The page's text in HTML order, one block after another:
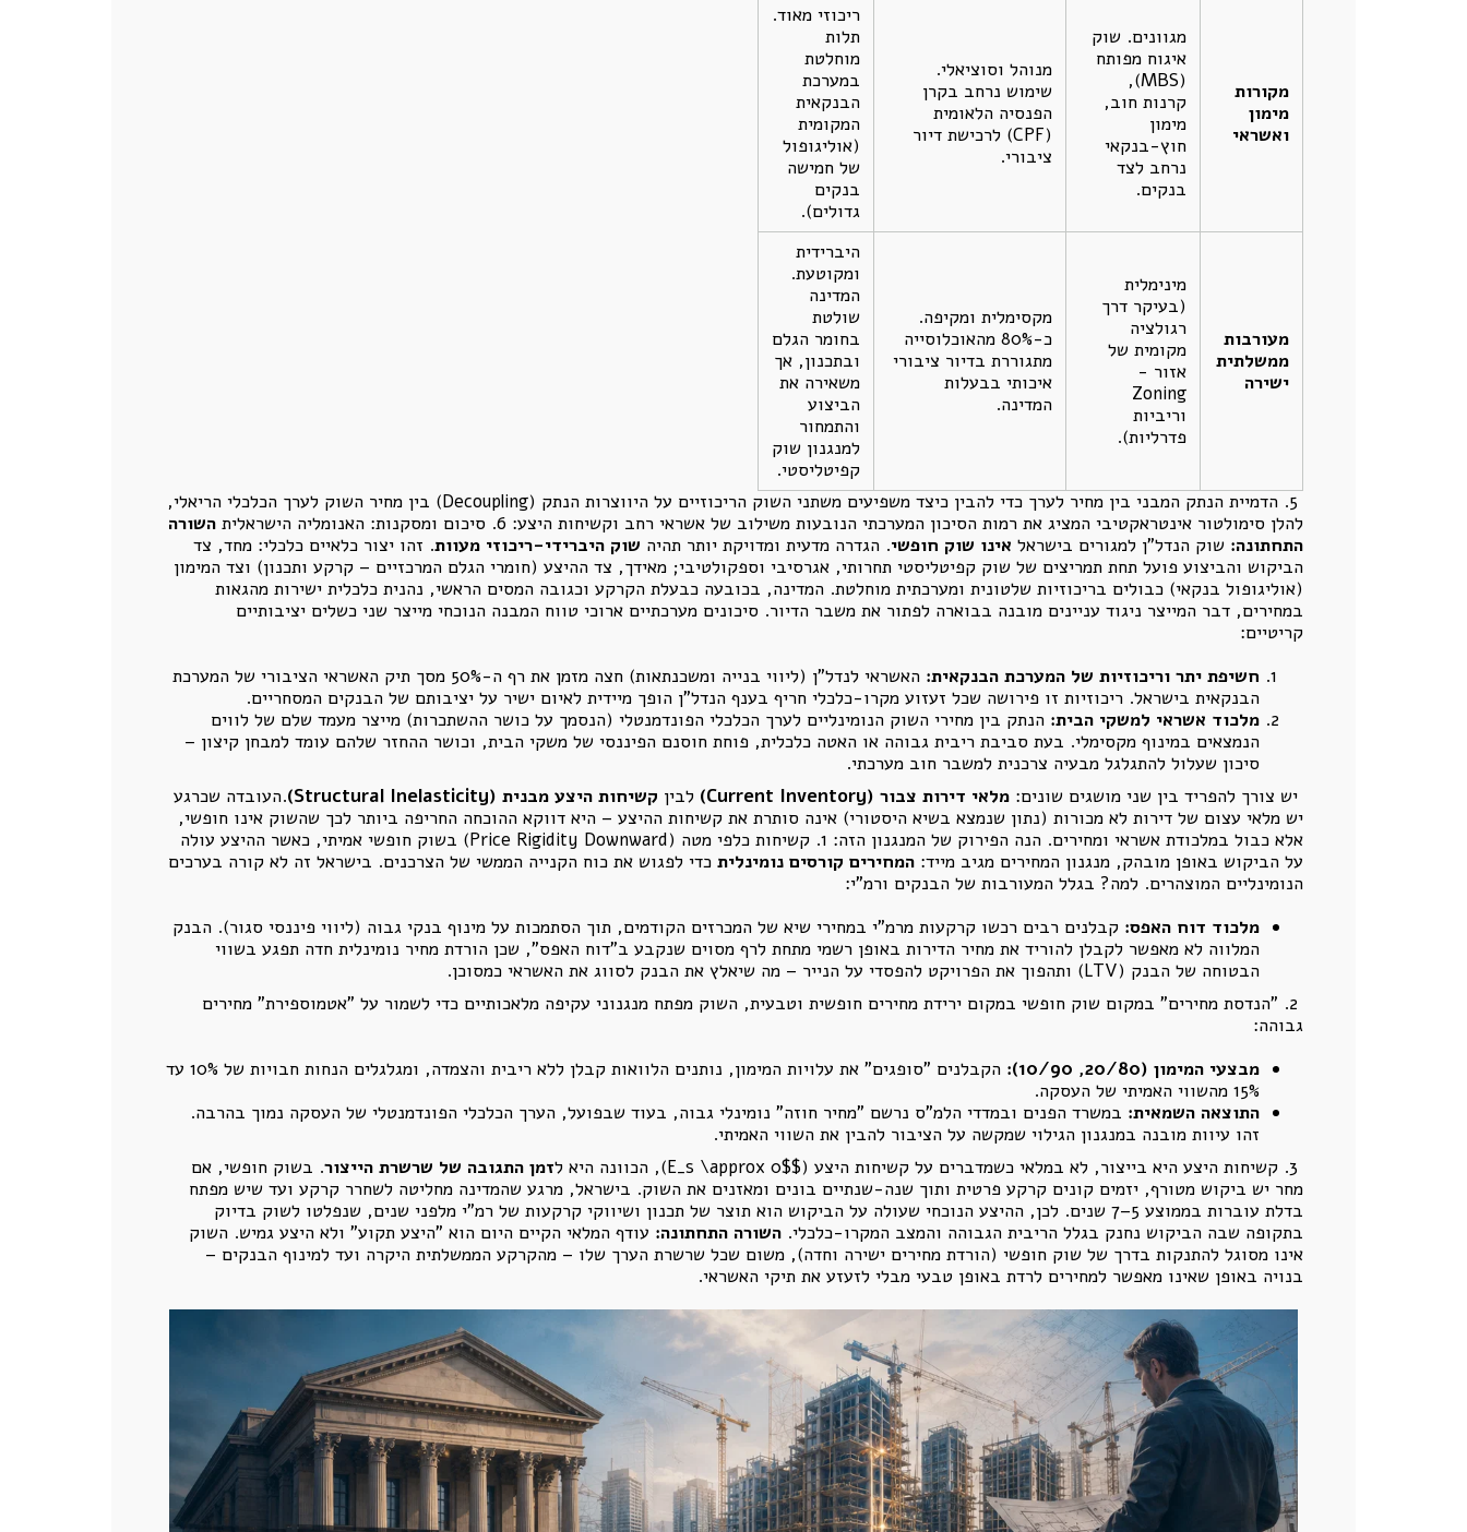
מקורות
מימון
ואשראי
מגוונים. שוק
איגוח מפותח
(MBS),
קרנות חוב,
מימון
חוץ-בנקאי
נרחב לצד
בנקים.
מנוהל וסוציאלי.
שימוש נרחב בקרן
הפנסיה הלאומית
(CPF) לרכישת דיור
ציבורי.
ריכוזי מאוד.
תלות
מוחלטת
במערכת
הבנקאית
המקומית
(אוליגופול
של חמישה
בנקים
גדולים).
מעורבות
ממשלתית
ישירה
מינימלית
(בעיקר דרך
רגולציה
מקומית של
אזור -
Zoning
וריביות
פדרליות).
מקסימלית ומקיפה.
כ-80% מהאוכלוסייה
מתגוררת בדיור ציבורי
איכותי בבעלות
המדינה.
היברידית
ומקוטעת.
המדינה
שולטת
בחומר הגלם
ובתכנון, אך
משאירה את
הביצוע
והתמחור
למנגנון שוק
קפיטליסטי.
5. הדמיית הנתק המבני בין מחיר לערך כדי להבין כיצד משפיעים משתני השוק הריכוזיים על היווצרות הנתק (Decoupling) בין מחיר השוק לערך הכלכלי הריאלי,
להלן סימולטור אינטראקטיבי המציג את רמות הסיכון המערכתי הנובעות משילוב של אשראי רחב וקשיחות היצע: 6. סיכום ומסקנות: האנומליה הישראלית
השורה
התחתונה: שוק הנדל"ן למגורים בישראל אינו שוק חופשי. הגדרה מדעית ומדויקת יותר תהיה שוק היברידי-ריכוזי מעוות. זהו יצור כלאיים כלכלי: מחד, צד
הביקוש והביצוע פועל תחת תמריצים של שוק קפיטליסטי תחרותי, אגרסיבי וספקולטיבי; מאידך, צד ההיצע (חומרי הגלם המרכזיים – קרקע ותכנון) וצד המימון
(אוליגופול בנקאי) כבולים בריכוזיות שלטונית ומערכתית מוחלטת. המדינה, בכובעה כבעלת הקרקע וכגובה המסים הראשי, נהנית כלכלית ישירות מהגאות
במחירים, דבר המייצר ניגוד עניינים מובנה בבוארה לפתור את משבר הדיור. סיכונים מערכתיים ארוכי טווח המבנה הנוכחי מייצר שני כשלים יציבותיים
קריטיים:
חשיפת יתר וריכוזיות של המערכת הבנקאית:
האשראי לנדל"ן (ליווי בנייה ומשכנתאות) חצה מזמן את רף ה-50% מסך תיק האשראי הציבורי של המערכת
הבנקאית בישראל. ריכוזיות זו פירושה שכל זעזוע מקרו-כלכלי חריף בענף הנדל"ן הופך מיידית לאיום ישיר על יציבותם של הבנקים המסחריים.
מלכוד אשראי למשקי הבית: הנתק בין מחירי השוק הנומינליים לערך הכלכלי הפונדמנטלי (הנסמך על כושר ההשתכרות) מייצר מעמד שלם של לווים
הנמצאים במינוף מקסימלי. בעת סביבת ריבית גבוהה או האטה כלכלית, פוחת חוסנם הפיננסי של משקי הבית, וכושר ההחזר שלהם עומד למבחן קיצון –
סיכון שעלול להתגלגל מבעיה צרכנית למשבר חוב מערכתי.
יש צורך להפריד בין שני מושגים שונים: מלאי דירות צבור (Current Inventory
) לבין קשיחות היצע מבנית (Structural Inelasticity
).העובדה שכרגע
יש מלאי עצום של דירות לא מכורות (נתון שנמצא בשיא היסטורי) אינה סותרת את קשיחות ההיצע – היא דווקא ההוכחה החריפה ביותר לכך שהשוק אינו חופשי,
אלא כבול במלכודת אשראי ומחירים. הנה הפירוק של המנגנון הזה: 1. קשיחות כלפי מטה (Price Rigidity Downward) בשוק חופשי אמיתי, כאשר ההיצע עולה
על הביקוש באופן מובהק, מנגנון המחירים מגיב מייד: המחירים קורסים נומינלית כדי לפגוש את כוח הקנייה הממשי של הצרכנים. בישראל זה לא קורה בערכים
הנומינליים המוצהרים. למה? בגלל המעורבות של הבנקים ורמ"י:
מלכוד דוח האפס: קבלנים רבים רכשו קרקעות מרמ"י במחירי שיא של המכרזים הקודמים, תוך הסתמכות על מינוף בנקי גבוה (ליווי פיננסי סגור). הבנק
המלווה לא מאפשר לקבלן להוריד את מחיר הדירות באופן רשמי מתחת לרף מסוים שנקבע ב"דוח האפס", שכן הורדת מחיר נומינלית חדה תפגע בשווי
הבטוחה של הבנק (LTV) ותהפוך את הפרויקט להפסדי על הנייר – מה שיאלץ את הבנק לסווג את האשראי כמסוכן.
2. "הנדסת מחירים" במקום שוק חופשי במקום ירידת מחירים חופשית וטבעית, השוק מפתח מנגנוני עקיפה מלאכותיים כדי לשמור על "אטמוספירת" מחירים
גבוהה:
מבצעי המימון (20/80, 10/90):
הקבלנים "סופגים" את עלויות המימון, נותנים הלוואות קבלן ללא ריבית והצמדה, ומגלגלים הנחות חבויות של 10% עד
15% מהשווי האמיתי של העסקה.
התוצאה השמאית: במשרד הפנים ובמדדי הלמ"ס נרשם "מחיר חוזה" נומינלי גבוה, בעוד שבפועל, הערך הכלכלי הפונדמנטלי של העסקה נמוך בהרבה.
זהו עיוות מובנה במנגנון הגילוי שמקשה על הציבור להבין את השווי האמיתי.
זמן התגובה של שרשרת הייצור. בשוק חופשי, אם
מחר יש ביקוש מטורף, יזמים קונים קרקע פרטית ותוך שנה-שנתיים בונים ומאזנים את השוק. בישראל, מרגע שהמדינה מחליטה לשחרר קרקע ועד שיש מפתח
בדלת עוברות בממוצע 5–7 שנים. לכן, ההיצע הנוכחי שעולה על הביקוש הוא תוצר של תכנון ושיווקי קרקעות של רמ"י מלפני שנים, שנפלטו לשוק בדיוק
בתקופה שבה הביקוש נחנק בגלל הריבית הגבוהה והמצב המקרו-כלכלי. השורה התחתונה: עודף המלאי הקיים היום הוא "היצע תקוע" ולא היצע גמיש. השוק
אינו מסוגל להתנקות בדרך של שוק חופשי (הורדת מחירים ישירה וחדה), משום שכל שרשרת הערך שלו – מהקרקע הממשלתית היקרה ועד למינוף הבנקים –
בנויה באופן שאינו מאפשר למחירים לרדת באופן טבעי מבלי לזעזע את תיקי האשראי.